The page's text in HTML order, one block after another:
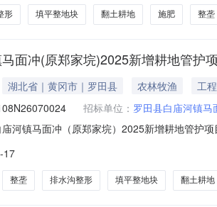
形 填平整地块 翻土耕地 施肥 整垄
面冲(原郑家垸)2025新增耕地管护
湖北省｜黄冈市｜罗田县 农林牧渔
工程
招标单位： 罗田县白庙河镇
河镇马面冲（原郑家垸）2025新增耕地管护
开始时间：2026-07-17交易结果公示结束时
17
整垄 排水沟整形 填平整地块 翻土耕地